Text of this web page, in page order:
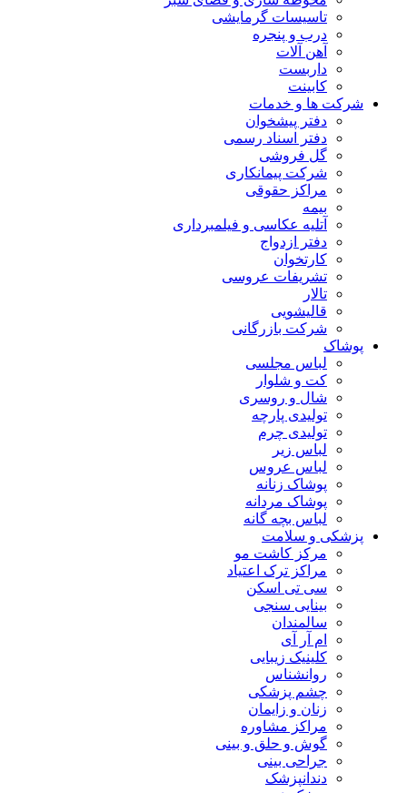
تاسیسات گرمایشی
درب و پنجره
آهن آلات
داربست
کابینت
شرکت ها و خدمات
دفتر پیشخوان
دفتر اسناد رسمی
گل فروشی
شرکت پیمانکاری
مراکز حقوقی
بیمه
آتلیه عکاسی و فیلمبرداری
دفتر ازدواج
کارتخوان
تشریفات عروسی
تالار
قالیشویی
شرکت بازرگانی
پوشاک
لباس مجلسی
کت و شلوار
شال و روسری
تولیدی پارچه
تولیدی چرم
لباس زیر
لباس عروس
پوشاک زنانه
پوشاک مردانه
لباس بچه گانه
پزشکی و سلامت
مرکز کاشت مو
مراکز ترک اعتیاد
سی تی اسکن
بینایی سنجی
سالمندان
ام آر آی
کلینیک زیبایی
روانشناس
چشم پزشکی
زنان و زایمان
مراکز مشاوره
گوش و حلق و بینی
جراحی بینی
دندانپزشک